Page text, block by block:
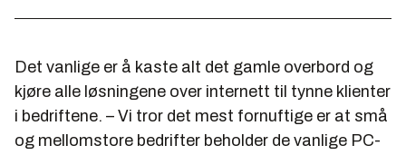
Det vanlige er å kaste alt det gamle overbord og
kjøre alle løsningene over internett til tynne klienter
i bedriftene. – Vi tror det mest fornuftige er at små
og mellomstore bedrifter beholder de vanlige PC-